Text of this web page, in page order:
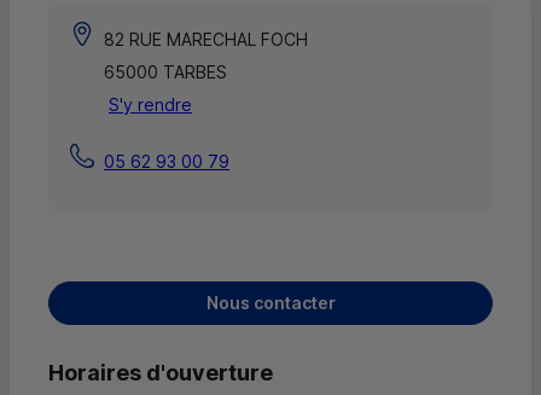
82 RUE MARECHAL FOCH
65000 TARBES
S'y rendre
05 62 93 00 79
Nous contacter
Horaires d'ouverture